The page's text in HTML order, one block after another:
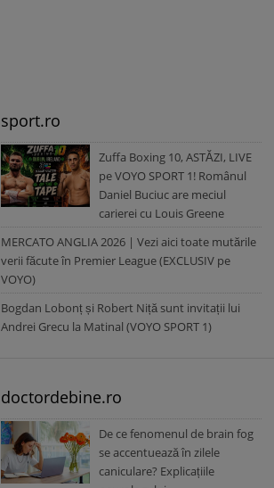
sport.ro
Zuffa Boxing 10, ASTĂZI, LIVE
pe VOYO SPORT 1! Românul
Daniel Buciuc are meciul
carierei cu Louis Greene
MERCATO ANGLIA 2026 | Vezi aici toate mutările
verii făcute în Premier League (EXCLUSIV pe
VOYO)
Bogdan Lobonț și Robert Niță sunt invitații lui
Andrei Grecu la Matinal (VOYO SPORT 1)
doctordebine.ro
De ce fenomenul de brain fog
se accentuează în zilele
caniculare? Explicațiile